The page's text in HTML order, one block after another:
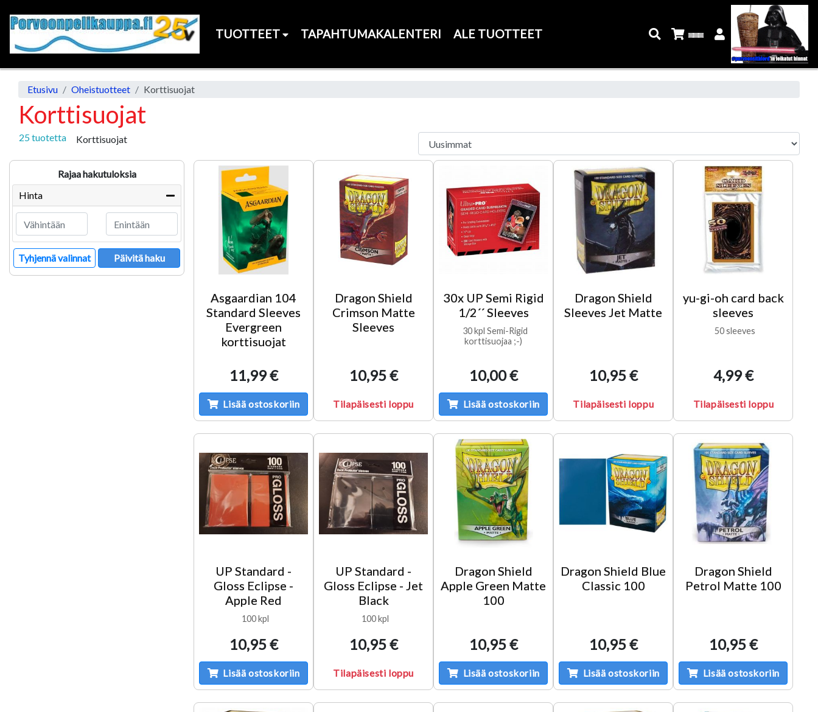
TUOTTEET TAPAHTUMAKALENTERI ALE TUOTTEET
Etusivu Oheistuotteet Korttisuojat
Korttisuojat
25 tuotetta Korttisuojat
Rajaa hakutuloksia
Hinta
Tyhjennä valinnat Päivitä haku
Asgaardian 104
Standard Sleeves
Evergreen
korttisuojat
11,99 €
Lisää ostoskoriin
Dragon Shield
Crimson Matte
Sleeves
10,95 €
Tilapäisesti loppu
30x UP Semi Rigid
1/2´´ Sleeves
30 kpl Semi-Rigid
korttisuojaa ;-)
10,00 €
Lisää ostoskoriin
Dragon Shield
Sleeves Jet Matte
10,95 €
Tilapäisesti loppu
yu-gi-oh card back
sleeves
50 sleeves
4,99 €
Tilapäisesti loppu
UP Standard -
Gloss Eclipse -
Apple Red
100 kpl
10,95 €
Lisää ostoskoriin
UP Standard -
Gloss Eclipse - Jet
Black
100 kpl
10,95 €
Tilapäisesti loppu
Dragon Shield
Apple Green Matte
100
10,95 €
Lisää ostoskoriin
Dragon Shield Blue
Classic 100
10,95 €
Lisää ostoskoriin
Dragon Shield
Petrol Matte 100
10,95 €
Lisää ostoskoriin